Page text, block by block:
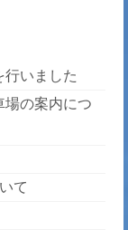
行いました
場の案内につ
て